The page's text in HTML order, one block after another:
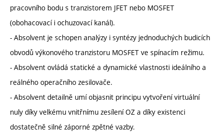
pracovního bodu s tranzistorem JFET nebo MOSFET
(obohacovací i ochuzovací kanál).
- Absolvent je schopen analýzy i syntézy jednoduchých budicích
obvodů výkonového tranzistoru MOSFET ve spínacím režimu.
- Absolvent ovládá statické a dynamické vlastnosti ideálního a
reálného operačního zesilovače.
- Absolvent detailně umí objasnit principu vytvoření virtuální
nuly díky velkému vnitřnímu zesílení OZ a díky existenci
dostatečně silné záporné zpětné vazby.